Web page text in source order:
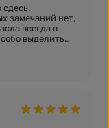
сдесь.
замечаний нет,
всегда в
выделить